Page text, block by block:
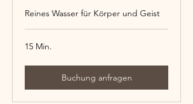
Reines Wasser für Körper und Geist
15 Min.
Buchung anfragen